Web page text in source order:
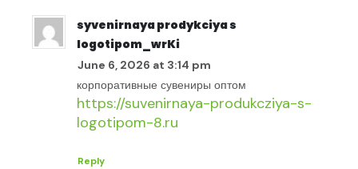
syvenirnaya prodykciya s
logotipom_wrKi
June 6, 2026 at 3:14 pm
корпоративные сувениры оптом
https://suvenirnaya-produkcziya-s-
logotipom-8.ru
Reply